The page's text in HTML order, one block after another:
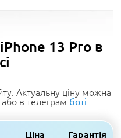
13 Pro в
Актуальну ціну можна
або в телеграм боті
Ціна Гарантія